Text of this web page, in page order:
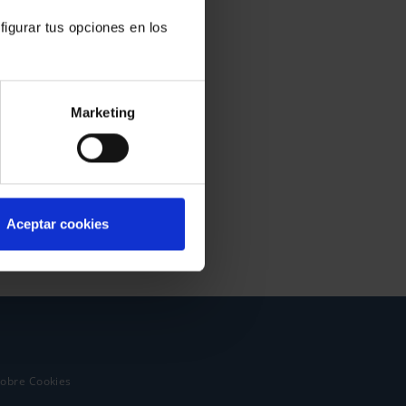
tus opciones en los
Marketing
Aceptar cookies
Cookies